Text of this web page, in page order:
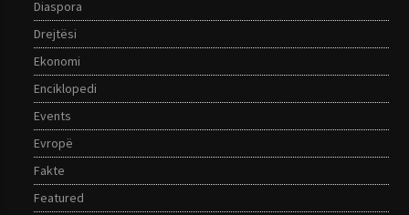
Diaspora
Drejtësi
Ekonomi
Enciklopedi
Events
Evropë
Fakte
Featured